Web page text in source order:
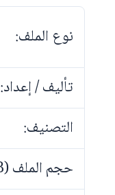
نوع الملف:
تأليف / إعداد:
التصنيف:
حجم الملف (MB):